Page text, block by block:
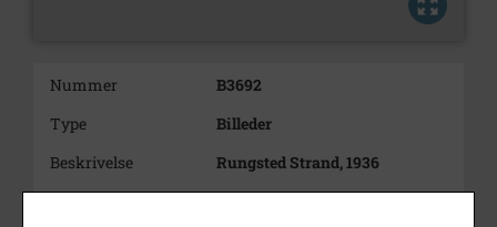
Nummer
B3692
Type
Billeder
Beskrivelse
Rungsted Strand, 1936